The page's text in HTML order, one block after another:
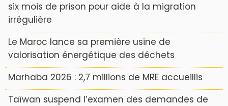
six mois de prison pour aide à la migration
irrégulière
Le Maroc lance sa première usine de
valorisation énergétique des déchets
Marhaba 2026 : 2,7 millions de MRE accueillis
Taïwan suspend l’examen des demandes de